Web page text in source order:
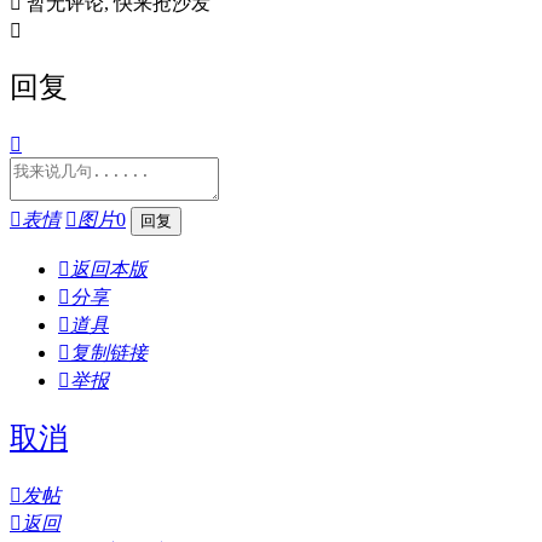

回复

表情 图片0
 返回本版
分享
 道具
 复制链接
举报
取消
发帖
 返回